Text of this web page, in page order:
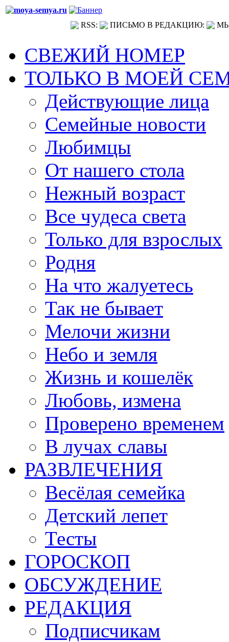
RSS: ПИСЬМО В РЕДАКЦИЮ:
СВЕЖИЙ НОМЕР
ТОЛЬКО В МОЕЙ
Действующие лица
Семейные новости
Любимцы
От нашего стола
Нежный возраст
Все чудеса света
Только для взрослых
Родня
На что жалуетесь
Так не бывает
Мелочи жизни
Небо и земля
Жизнь и кошелёк
Любовь, измена
Проверено временем
В лучах славы
РАЗВЛЕЧЕНИЯ
Весёлая семейка
Детский лепет
Тесты
ГОРОСКОП
ОБСУЖДЕНИЕ
РЕДАКЦИЯ
Подписчикам